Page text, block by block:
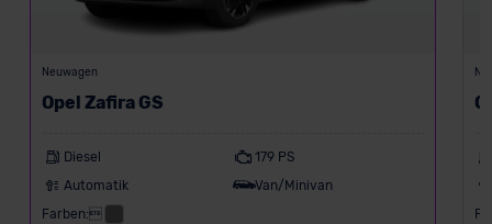
Neuwagen
Opel Zafira GS
Diesel
179 PS
Automatik
Van/Minivan
Farben: